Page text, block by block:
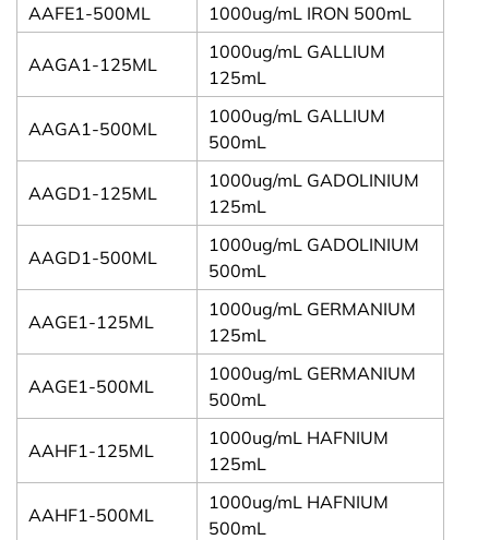
AAFE1-500ML
1000ug/mL IRON 500mL
AAGA1-125ML
1000ug/mL GALLIUM
125mL
AAGA1-500ML
1000ug/mL GALLIUM
500mL
AAGD1-125ML
1000ug/mL GADOLINIUM
125mL
AAGD1-500ML
1000ug/mL GADOLINIUM
500mL
AAGE1-125ML
1000ug/mL GERMANIUM
125mL
AAGE1-500ML
1000ug/mL GERMANIUM
500mL
AAHF1-125ML
1000ug/mL HAFNIUM
125mL
AAHF1-500ML
1000ug/mL HAFNIUM
500mL